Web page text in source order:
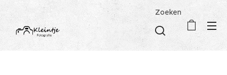
Zoeken